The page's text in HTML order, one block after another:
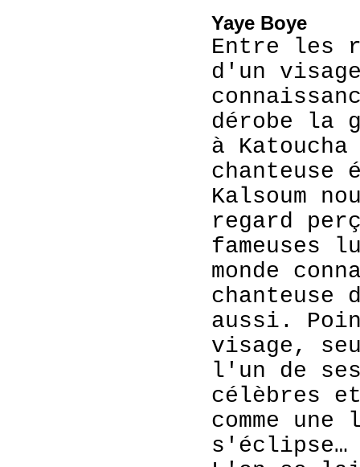
Yaye Boye
Entre les
d'un
dérobe la
à
chanteuse
Kalsoum
regard
fameuses
monde
aussi.
visage,
l'un de
célèbres
comme
s'éclipse…